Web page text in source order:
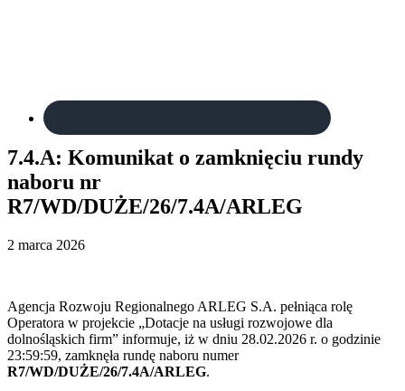
7.4.A: Komunikat o zamknięciu rundy
naboru nr
R7/WD/DUŻE/26/7.4A/ARLEG
2 marca 2026
Agencja Rozwoju Regionalnego ARLEG S.A. pełniąca rolę
Operatora w projekcie „Dotacje na usługi rozwojowe dla
dolnośląskich firm” informuje, iż w dniu 28.02.2026 r. o godzinie
23:59:59, zamknęła rundę naboru numer
R7/WD/DUŻE/26/7.4A/ARLEG.